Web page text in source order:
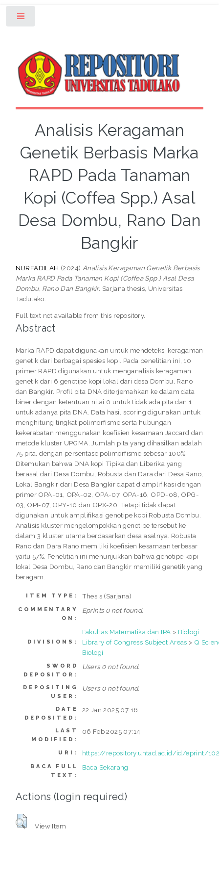
Analisis Keragaman
Genetik Berbasis Marka
RAPD Pada Tanaman
Kopi (Coffea Spp.) Asal
Desa Dombu, Rano Dan
Bangkir
NURFADILAH (2024) Analisis Keragaman Genetik Berbasis
Marka RAPD Pada Tanaman Kopi (Coffea Spp.) Asal Desa
Dombu, Rano Dan Bangkir. Sarjana thesis, Universitas
Tadulako.
Full text not available from this repository.
Abstract
Marka RAPD dapat digunakan untuk mendeteksi keragaman
genetik dari berbagai spesies kopi. Pada penelitian ini, 10
primer RAPD digunakan untuk menganalisis keragaman
genetik dari 6 genotipe kopi lokal dari desa Dombu, Rano
dan Bangkir. Profil pita DNA diterjemahkan ke dalam data
biner dengan ketentuan nilai 0 untuk tidak ada pita dan 1
untuk adanya pita DNA. Data hasil scoring digunakan untuk
menghitung tingkat polimorfisme serta hubungan
kekerabatan menggunakan koefisien kesamaan Jaccard dan
metode kluster UPGMA. Jumlah pita yang dihasilkan adalah
75 pita, dengan persentase polimorfisme sebesar 100%.
Ditemukan bahwa DNA kopi Tipika dan Liberika yang
berasal dari Desa Dombu, Robusta dan Dara dari Desa Rano,
Lokal Bangkir dari Desa Bangkir dapat diamplifikasi dengan
primer OPA-01, OPA-02, OPA-07, OPA-16, OPD-08, OPG-
03, OPI-07, OPY-10 dan OPX-20. Tetapi tidak dapat
digunakan untuk amplifikasi genotipe kopi Robusta Dombu.
Analisis kluster mengelompokkan genotipe tersebut ke
dalam 3 kluster utama berdasarkan desa asalnya. Robusta
Rano dan Dara Rano memiliki koefisien kesamaan terbesar
yaitu 57%. Penelitian ini menunjukkan bahwa genotipe kopi
lokal Desa Dombu, Rano dan Bangkir memiliki genetik yang
beragam.
ITEM TYPE: Thesis (Sarjana)
COMMENTARY
ON:
Eprints 0 not found.
DIVISIONS:
Fakultas Matematika dan IPA > Biologi
Library of Congress Subject Areas > Q
Biologi
SWORD
DEPOSITOR:
Users 0 not found.
DEPOSITING
USER:
Users 0 not found.
DATE
DEPOSITED:
22 Jan 2025 07:16
LAST
MODIFIED:
06 Feb 2025 07:14
URI: https://repository.untad.ac.id/id/eprint/
BACA FULL
TEXT:
Baca Sekarang
Actions (login required)
View Item